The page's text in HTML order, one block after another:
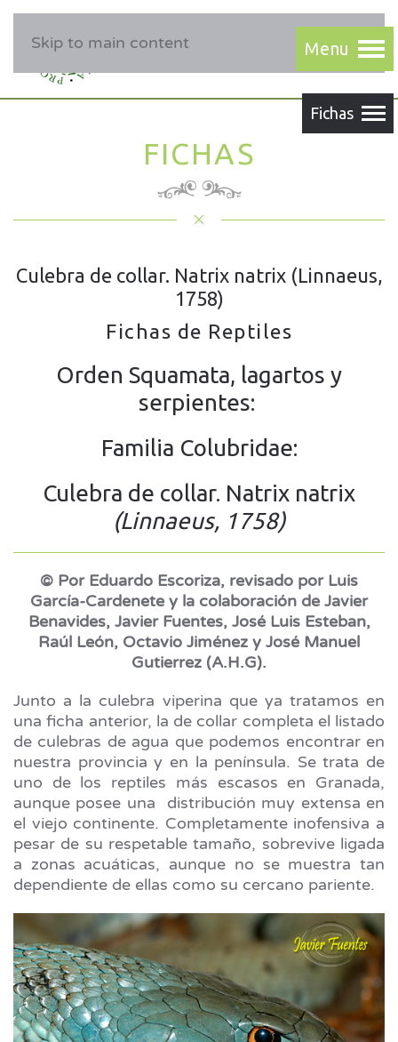
Skip to main content
FICHAS
Culebra de collar. Natrix natrix (Linnaeus,
1758)
Fichas de Reptiles
Orden Squamata, lagartos y
serpientes:
Familia Colubridae:
Culebra de collar. Natrix natrix
(Linnaeus, 1758)
© Por Eduardo Escoriza, revisado por Luis
García-Cardenete y la colaboración de Javier
Benavides, Javier Fuentes, José Luis Esteban,
Raúl León, Octavio Jiménez y José Manuel
Gutierrez (A.H.G).
Junto a la culebra viperina que ya tratamos en
una ficha anterior, la de collar completa el listado
de culebras de agua que podemos encontrar en
nuestra provincia y en la península. Se trata de
uno de los reptiles más escasos en Granada,
aunque posee una distribución muy extensa en
el viejo continente. Completamente inofensiva a
pesar de su respetable tamaño, sobrevive ligada
a zonas acuáticas, aunque no se muestra tan
dependiente de ellas como su cercano pariente.